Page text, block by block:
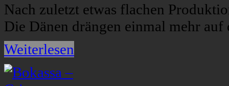
Nach zuletzt etwas flachen
Die Dänen drängen einmal mehr auf
Weiterlesen